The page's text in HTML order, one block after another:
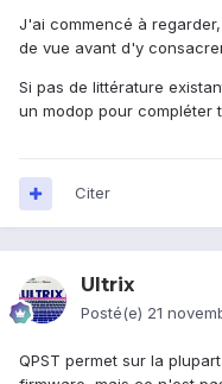
J'ai commencé à
de vue avant d'y
Si pas de littérature
un modop pour compléter
Citer
Ultrix
Posté(e) 21
QPST permet sur la